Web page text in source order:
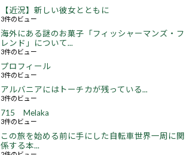
【近況】新しい彼女とともに
3件のビュー
海外にある謎のお菓子「フィッシャーマンズ・フ
レンド」について...
3件のビュー
プロフィール
3件のビュー
アルバニアにはトーチカが残っている...
3件のビュー
715 Melaka
3件のビュー
この旅を始める前に手にした自転車世界一周に関
係する本...